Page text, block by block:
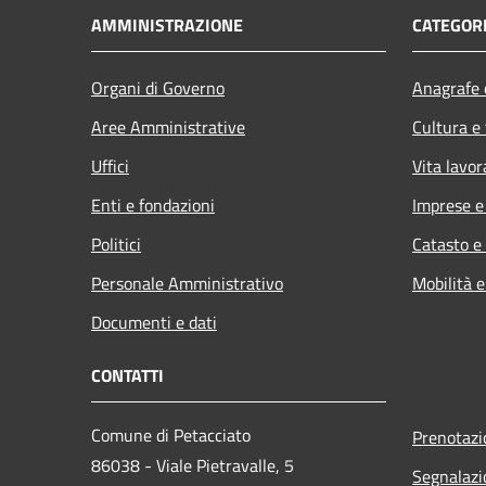
AMMINISTRAZIONE
Organi di Governo
Aree Amministrative
Uffici
Enti e fondazioni
Politici
Personale Amministrativo
Documenti e dati
Cultura
Vita
Imprese
Catasto
Mobilità
CONTATTI
Comune di Petacciato
86038 - Viale Pietravalle, 5